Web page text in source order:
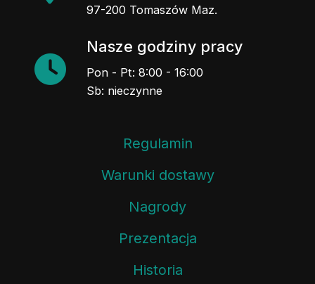
97-200 Tomaszów Maz.
Nasze godziny pracy
Pon - Pt: 8:00 - 16:00
Sb: nieczynne
Regulamin
Warunki dostawy
Nagrody
Prezentacja
Historia